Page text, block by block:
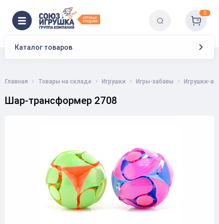
Каталог товаров
0
Главная Товары на складе Игрушки Игры-забавы Игрушки-
Шар-трансформер 2708